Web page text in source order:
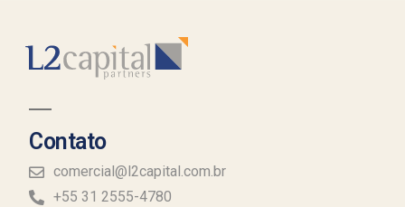
Contato
comercial@l2capital.com.br
+55 31 2555-4780